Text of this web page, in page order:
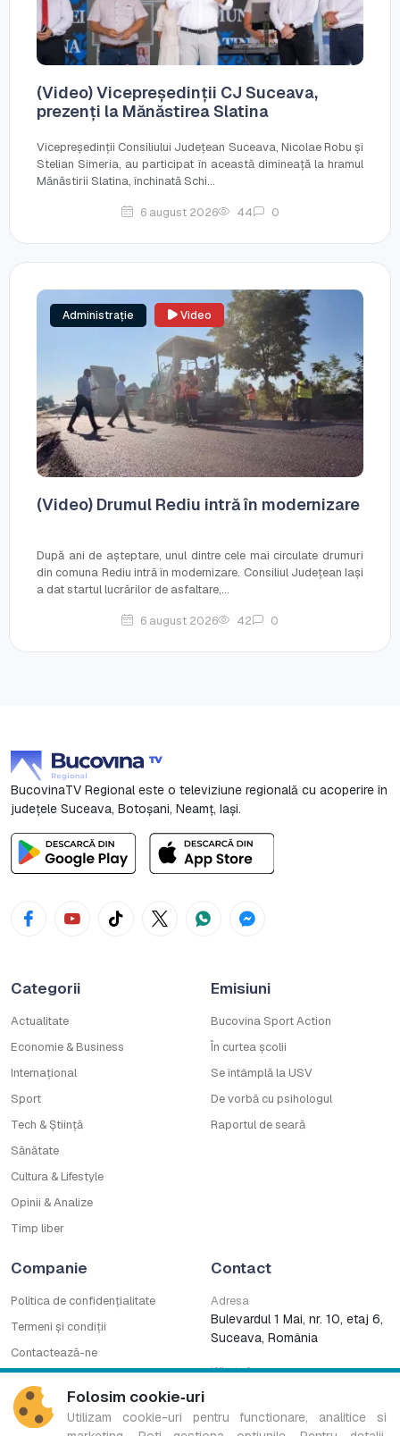
(Video) Vicepreședinții CJ Suceava,
prezenți la Mănăstirea Slatina
Vicepreședinții Consiliului Județean Suceava, Nicolae Robu și
Stelian Simeria, au participat în această dimineață la hramul
Mănăstirii Slatina, închinată Schi...
6 august 2026 44 0
Administrație Video
(Video) Drumul Rediu intră în modernizare
După ani de așteptare, unul dintre cele mai circulate drumuri
din comuna Rediu intră în modernizare. Consiliul Județean Iași
a dat startul lucrărilor de asfaltare,...
6 august 2026 42 0
BucovinaTV Regional este o televiziune regională cu acoperire în
județele Suceava, Botoşani, Neamț, Iași.
Categorii
Actualitate
Economie & Business
Internațional
Sport
Tech & Știință
Sănătate
Cultura & Lifestyle
Opinii & Analize
Timp liber
Emisiuni
Bucovina Sport Action
În curtea școlii
Se întâmplă la USV
De vorbă cu psihologul
Raportul de seară
Companie
Politica de confidențialitate
Termeni și condiții
Contactează-ne
CNA
Contact
Adresa
Bulevardul 1 Mai, nr. 10, etaj 6,
Suceava, România
WhatsApp
Folosim cookie‑uri
Utilizam cookie-uri pentru functionare, analitice si